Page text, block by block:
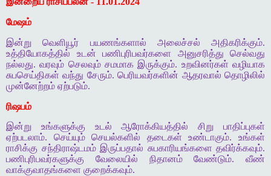
மேஷம்
இன்று வெளியூர் பயணங்களால் அலைச்சல் அதிகரிக்கும்.
உத்தியோகத்தில் உடன் பணிபுரிபவர்களை அனுசரித்து செல்வது
நல்லது. வரவும் செலவும் சமமாக இருக்கும். உறவினர்கள் வழியாக
சுபசெய்திகள் வந்து சேரும். பெரியவர்களின் ஆதரவால் தொழிலில்
முன்னேற்றம் ஏற்படும்.
ரிஷபம்
இன்று உங்களுக்கு உடல் ஆரோக்கியத்தில் சிறு பாதிப்புகள்
ஏற்படலாம். செய்யும் செயல்களில் தடைகள் உண்டாகும். உங்கள்
ராசிக்கு சந்திராஷ்டமம் இருப்பதால் சுபகாரியங்களை தவிர்க்கவும்.
பணிபுரிபவர்களுக்கு வேலையில் நிதானம் வேண்டும். வீண்
வாக்குவாதங்களை குறைக்கவும்.